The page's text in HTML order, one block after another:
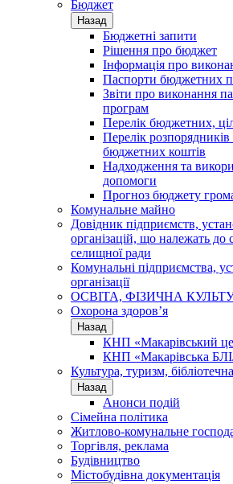
Бюджет
Назад
Бюджетні запити
Рішення про бюджет
Інформація про
Паспорти бюджетних
Звіти про виконання
програм
Перелік бюджетних,
Перелік розпорядників
бюджетних коштів
Надходження та
допомоги
Прогноз бюджету
Комунальне майно
Довідник підприємств,
організацій, що належать до
селищної ради
Комунальні підприємства,
організації
ОСВІТА, ФІЗИЧНА
Охорона здоров’я
Назад
КНП «Макарівський
КНП «Макарівська
Культура, туризм,
Назад
Анонси подій
Сімейна політика
Житлово-комунальне
Торгівля, реклама
Будівництво
Містобудівна документація